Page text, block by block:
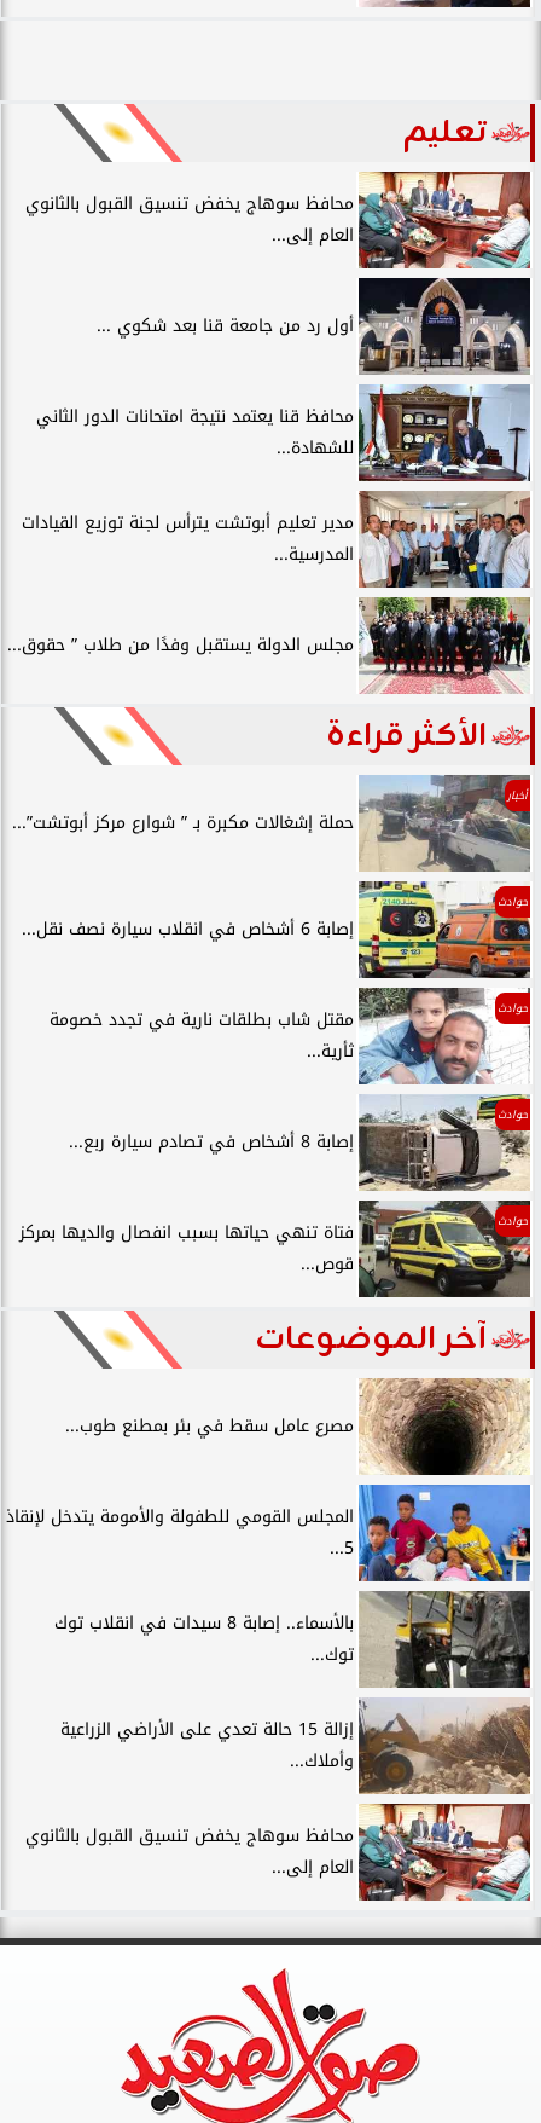
تعليم
محافظ سوهاج يخفض تنسيق القبول بالثانوي
العام إلى...
أول رد من جامعة قنا بعد شكوي ...
محافظ قنا يعتمد نتيجة امتحانات الدور الثاني
للشهادة...
مدير تعليم أبوتشت يترأس لجنة توزيع القيادات
المدرسية...
مجلس الدولة يستقبل وفدًا من طلاب ” حقوق...
الأكثر قراءة
أخبار
حملة إشغالات مكبرة بـ ” شوارع مركز أبوتشت”...
حوادث
إصابة 6 أشخاص في انقلاب سيارة نصف نقل...
حوادث
مقتل شاب بطلقات نارية في تجدد خصومة
ثأرية...
حوادث
إصابة 8 أشخاص في تصادم سيارة ربع...
حوادث
فتاة تنهي حياتها بسبب انفصال والديها بمركز
قوص...
آخر الموضوعات
مصرع عامل سقط في بئر بمطنع طوب...
المجلس القومي للطفولة والأمومة يتدخل لإنقاذ
5...
بالأسماء.. إصابة 8 سيدات في انقلاب توك
توك...
إزالة 15 حالة تعدي على الأراضي الزراعية
وأملاك...
محافظ سوهاج يخفض تنسيق القبول بالثانوي
العام إلى...